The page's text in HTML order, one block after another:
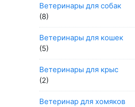
Ветеринары для собак
(8)
Ветеринары для кошек
(5)
Ветеринары для крыс
(2)
Ветеринар для хомяков